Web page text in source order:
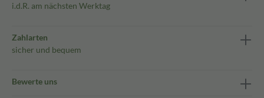
i.d.R. am nächsten Werktag
Zahlarten
sicher und bequem
Bewerte uns